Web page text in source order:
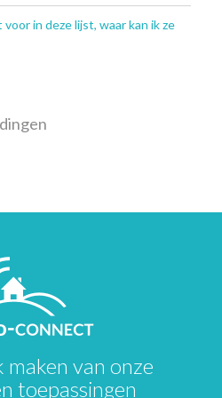
in deze lijst, waar kan ik ze
van onze
toepassingen